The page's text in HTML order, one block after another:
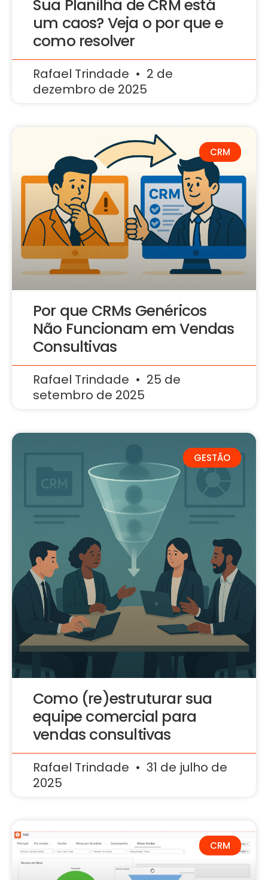
Sua Planilha de CRM está
um caos? Veja o por que e
como resolver
Rafael Trindade
2 de
dezembro de 2025
CRM
Por que CRMs Genéricos
Não Funcionam em Vendas
Consultivas
Rafael Trindade
25 de
setembro de 2025
GESTÃO
Como (re)estruturar sua
equipe comercial para
vendas consultivas
Rafael Trindade
31 de julho de
2025
CRM